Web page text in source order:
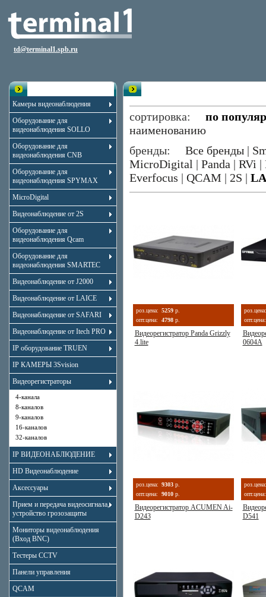
td@terminal1.spb.ru
Камеры видеонаблюдения
Оборудование для
видеонаблюдения SOLLO
Оборудование для
видеонаблюдения CNB
Оборудование для
видеонаблюдения SPYMAX
MicroDigital
Видеонаблюдение от 2S
Оборудование для
видеонаблюдения Qcam
Оборудование для
видеонаблюдения SMARTEC
Видеонаблюдение от J2000
Видеонаблюдение от LAICE
Видеонаблюдение от SAFARI
Видеонаблюдение от Itech PRO
IP оборудование TRUEN
IP КАМЕРЫ 3Svision
Видеорегистраторы
4-канала
8-каналов
9-каналов
16-каналов
32-каналов
IP ВИДЕОНАБЛЮДЕНИЕ
HD Видеонаблюдение
Аксессуары
Прием и передача видеосигнала,
устройство грозозащиты
Мониторы видеонаблюдения
(Вход BNC)
Тестеры CCTV
Панели управления
QCAM
сортировка: по
наименованию
бренды: Все бренды |
MicroDigital | Panda | RVi |
Everfocus | QCAM | 2S |
роз.цена: 5259 р.
опт.цена:
4798 р.
Видеорегистратор Panda Grizzly
4.lite
роз.цена:
опт.цена:
0604A
роз.цена: 9303 р.
опт.цена:
9010 р.
Видеорегистратор ACUMEN Ai-
D243
роз.цена:
опт.цена:
D541